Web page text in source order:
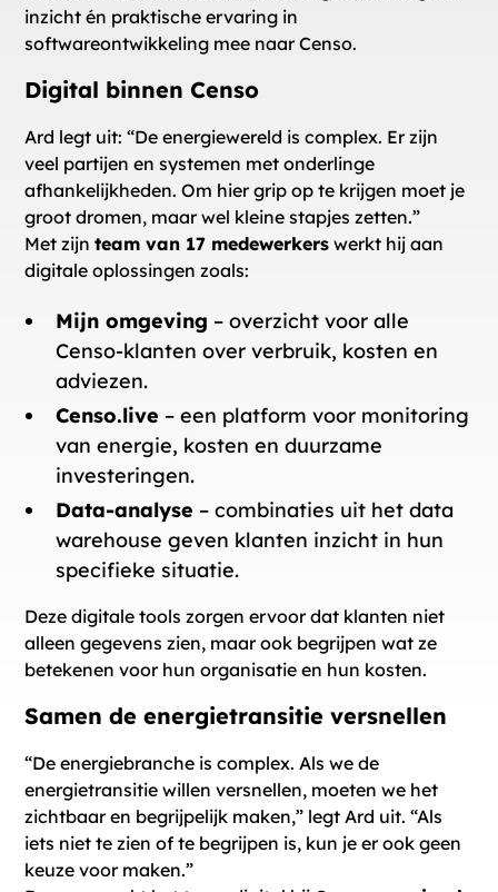
inzicht én praktische ervaring in
softwareontwikkeling mee naar Censo.
Digital binnen Censo
Ard legt uit: “De energiewereld is complex. Er zijn
veel partijen en systemen met onderlinge
afhankelijkheden. Om hier grip op te krijgen moet je
groot dromen, maar wel kleine stapjes zetten.”
Met zijnteam van 17 medewerkers werkt hij aan
digitale oplossingen zoals:
Mijn omgeving – overzicht voor alle
Censo-klanten over verbruik, kosten en
adviezen.
Censo.live – een platform voor monitoring
van energie, kosten en duurzame
investeringen.
Data-analyse – combinaties uit het data
warehouse geven klanten inzicht in hun
specifieke situatie.
Deze digitale tools zorgen ervoor dat klanten niet
alleen gegevens zien, maar ook begrijpen wat ze
betekenen voor hun organisatie en hun kosten.
Samen de energietransitie versnellen
“De energiebranche is complex. Als we de
energietransitie willen versnellen, moeten we het
zichtbaar en begrijpelijk maken,” legt Ard uit. “Als
iets niet te zien of te begrijpen is, kun je er ook geen
keuze voor maken.”